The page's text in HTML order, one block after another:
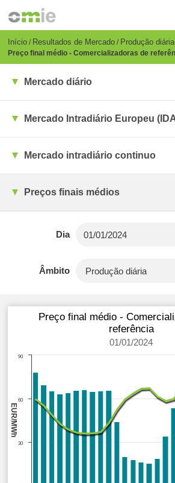
para
conteúdo
principal
Breadcrumb
Início Resultados de Mercado Produção diária
Preço final médio - Comercializadoras de
Mercado diário
Mercado Intradiário Europeu
Mercado intradiário continuo
Preços finais médios
Dia
Âmbito
EUR/MWh
Preço final médio -
referência
01/01/2024
30
60
90